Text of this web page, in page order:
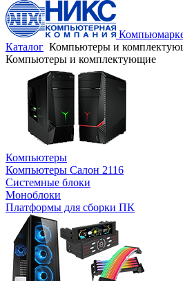
Каталог Компьютеры и
Компьютеры и комплектующие
Компьютеры
Компьютеры Салон 2116
Системные блоки
Моноблоки
Платформы для сборки ПК